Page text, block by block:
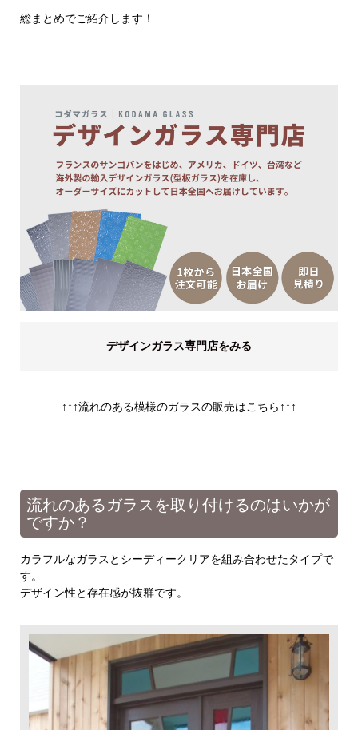
総まとめでご紹介します！
デザインガラス専門店をみる
↑↑↑流れのある模様のガラスの販売はこちら↑↑↑
流れのあるガラスを取り付けるのはいかが
ですか？
カラフルなガラスとシーディークリアを組み合わせたタイプで
す。
デザイン性と存在感が抜群です。